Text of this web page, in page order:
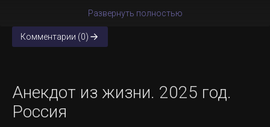
Развернуть полностью
Комментарии (0)
Анекдот из жизни. 2025 год.
Россия